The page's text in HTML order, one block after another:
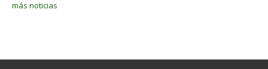
más noticias